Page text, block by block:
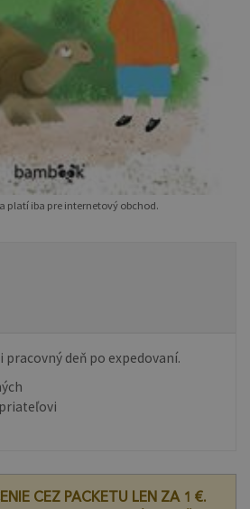
platí iba pre internetový obchod.
pracovný deň po expedovaní.
CEZ PACKETU LEN ZA 1 €.